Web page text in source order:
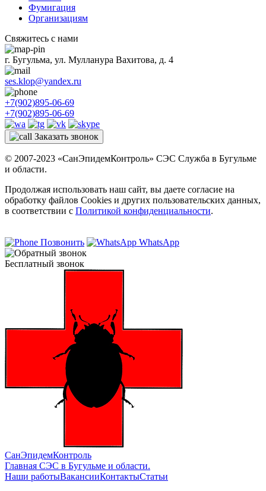
Фумигация
Организациям
Свяжитесь с нами
г. Бугульма, ул. Мулланура Вахитова, д. 4
ses.klop@yandex.ru
+7(902)895-06-69
+7(902)895-06-69
Заказать звонок
© 2007-2023 «СанЭпидемКонтроль» СЭС Служба в Бугульме
и области.
Продолжая использовать наш сайт, вы даете согласие на
обработку файлов Cookies и других пользовательских данных,
в соответствии с Политикой конфиденциальности.
Позвонить WhatsApp
Бесплатный звонок
СанЭпидемКонтроль
Главная СЭС в Бугульме и области.
Наши работыВакансииКонтактыСтатьи